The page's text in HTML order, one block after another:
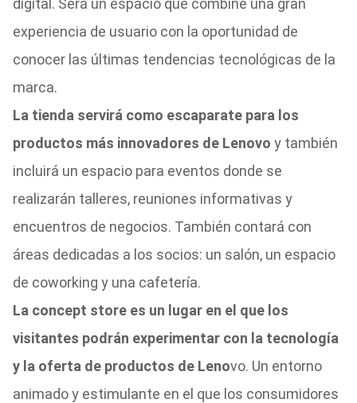
digital. Será un espacio que combine una gran
experiencia de usuario con la oportunidad de
conocer las últimas tendencias tecnológicas de la
marca.
La tienda servirá como escaparate para los
productos más innovadores de Lenovo y también
incluirá un espacio para eventos donde se
realizarán talleres, reuniones informativas y
encuentros de negocios. También contará con
áreas dedicadas a los socios: un salón, un espacio
de coworking y una cafetería.
La concept store es un lugar en el que los
visitantes podrán experimentar con la tecnología
y la oferta de productos de Lenovo. Un entorno
animado y estimulante en el que los consumidores